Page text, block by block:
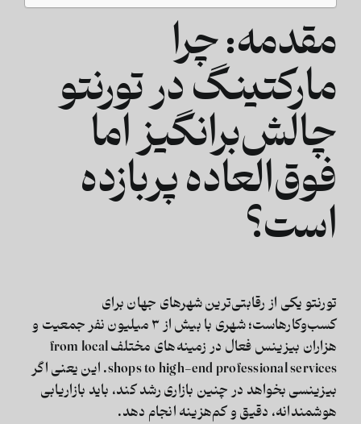
مقدمه: چرا
مارکتینگ در تورنتو
چالش‌برانگیز اما
فوق‌العاده پربازده
است؟
تورنتو یکی از رقابتی‌ترین شهرهای جهان برای
کسب‌وکارهاست؛ شهری با بیش از۳ میلیون نفر جمعیت
و
هزاران بیزینس فعال در زمینه‌های مختلف from local
shops to high-end professional services. این یعنی اگر
بیزینسی بخواهد در چنین بازاری رشد کند، باید بازاریابی
هوشمندانه، دقیق و کم‌هزینهانجام دهد.